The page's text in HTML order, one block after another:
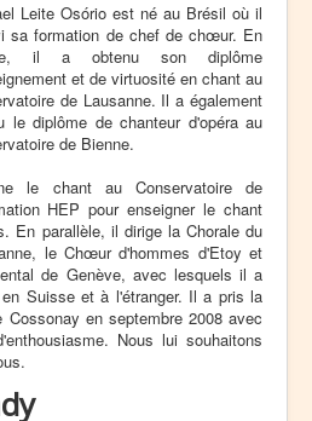
Leite Osório est né au Brésil où il
sa formation de chef de chœur. En
il a obtenu son diplôme
et de virtuosité en chant au
de Lausanne. Il a également
le diplôme de chanteur d'opéra au
de Bienne.
le chant au Conservatoire de
HEP pour enseigner le chant
En parallèle, il dirige la Chorale du
le Chœur d'hommes d'Etoy et
de Genève, avec lesquels il a
Suisse et à l'étranger. Il a pris la
en septembre 2008 avec
Nous lui souhaitons